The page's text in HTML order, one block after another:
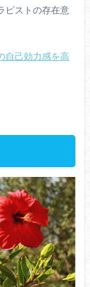
ピストの存在意
自己効力感を高